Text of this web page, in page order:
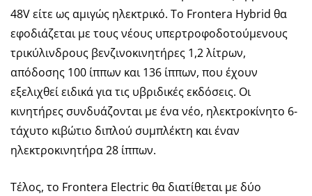
48V είτε ως αμιγώς ηλεκτρικό. Το Frontera Hybrid θα
εφοδιάζεται με τους νέους υπερτροφοδοτούμενους
τρικύλινδρους βενζινοκινητήρες 1,2 λίτρων,
απόδοσης 100 ίππων και 136 ίππων, που έχουν
εξελιχθεί ειδικά για τις υβριδικές εκδόσεις. Οι
κινητήρες συνδυάζονται με ένα νέο, ηλεκτροκίνητο 6-
τάχυτο κιβώτιο διπλού συμπλέκτη και έναν
ηλεκτροκινητήρα 28 ίππων.
Τέλος, το Frontera Electric θα διατίθεται με δύο